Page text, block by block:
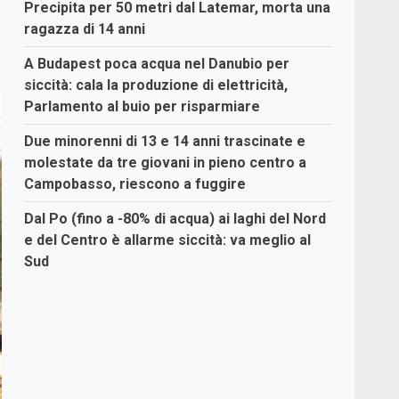
Precipita per 50 metri dal Latemar, morta una
ragazza di 14 anni
A Budapest poca acqua nel Danubio per
siccità: cala la produzione di elettricità,
Parlamento al buio per risparmiare
Due minorenni di 13 e 14 anni trascinate e
molestate da tre giovani in pieno centro a
Campobasso, riescono a fuggire
Dal Po (fino a -80% di acqua) ai laghi del Nord
e del Centro è allarme siccità: va meglio al
Sud